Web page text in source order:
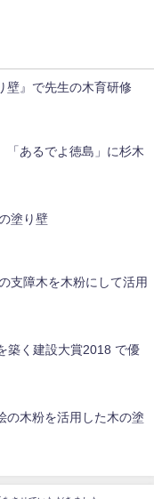
壁』で先生の木育研修
あるでよ徳島」に杉木
塗り壁
障木を木粉にして活用
築く建設大賞2018 で優
木粉を活用した木の塗